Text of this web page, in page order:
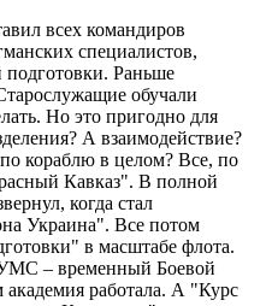
всех командиров
специалистов,
подготовки. Раньше
обучали
Но это пригодно для
А взаимодействие?
кораблю в целом? Все, по
Кавказ". В полной
когда стал
Украина". Все потом
в масштабе флота.
– временный Боевой
работала. А "Курс